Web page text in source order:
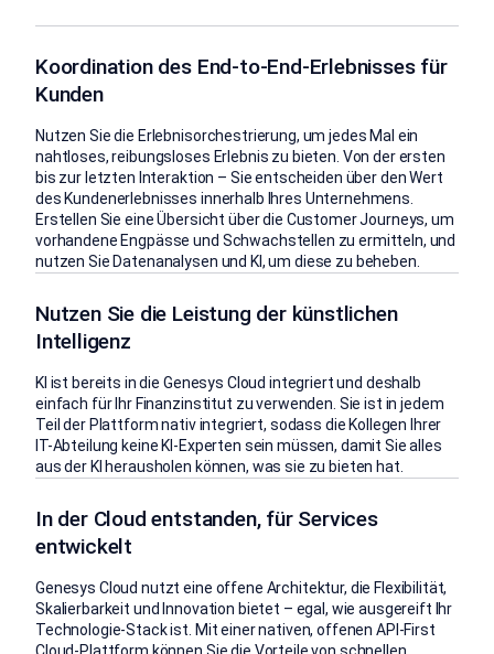
Koordination des End-to-End-Erlebnisses für
Kunden
Nutzen Sie die Erlebnisorchestrierung, um jedes Mal ein
nahtloses, reibungsloses Erlebnis zu bieten. Von der ersten
bis zur letzten Interaktion – Sie entscheiden über den Wert
des Kundenerlebnisses innerhalb Ihres Unternehmens.
Erstellen Sie eine Übersicht über die Customer Journeys, um
vorhandene Engpässe und Schwachstellen zu ermitteln, und
nutzen Sie Datenanalysen und KI, um diese zu beheben.
Nutzen Sie die Leistung der künstlichen
Intelligenz
KI ist bereits in die Genesys Cloud integriert und deshalb
einfach für Ihr Finanzinstitut zu verwenden. Sie ist in jedem
Teil der Plattform nativ integriert, sodass die Kollegen Ihrer
IT-Abteilung keine KI-Experten sein müssen, damit Sie alles
aus der KI herausholen können, was sie zu bieten hat.
In der Cloud entstanden, für Services
entwickelt
Genesys Cloud nutzt eine offene Architektur, die Flexibilität,
Skalierbarkeit und Innovation bietet – egal, wie ausgereift Ihr
Technologie-Stack ist. Mit einer nativen, offenen API-First